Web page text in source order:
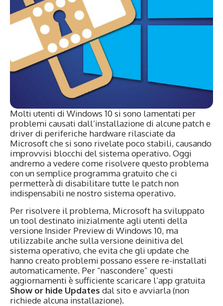
Molti utenti di Windows 10 si sono lamentati per
problemi causati dall’installazione di alcune patch e
driver di periferiche hardware rilasciate da
Microsoft che si sono rivelate poco stabili, causando
improvvisi blocchi del sistema operativo. Oggi
andremo a vedere come risolvere questo problema
con un semplice programma gratuito che ci
permetterà di disabilitare tutte le patch non
indispensabili ne nostro sistema operativo.
Per risolvere il problema, Microsoft ha sviluppato
un tool destinato inizialmente agli utenti della
versione Insider Preview di Windows 10, ma
utilizzabile anche sulla versione deinitiva del
sistema operativo, che evita che gli update che
hanno creato problemi possano essere re-installati
automaticamente. Per “nascondere” questi
aggiornamenti è sufficiente scaricare l’app gratuita
Show or hide Updates dal sito e avviarla (non
richiede alcuna installazione).